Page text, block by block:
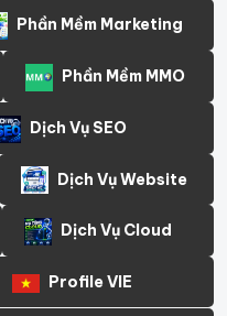
Phần Mềm Marketing
Phần Mềm MMO
Dịch Vụ SEO
Dịch Vụ Website
Dịch Vụ Cloud
Profile VIE